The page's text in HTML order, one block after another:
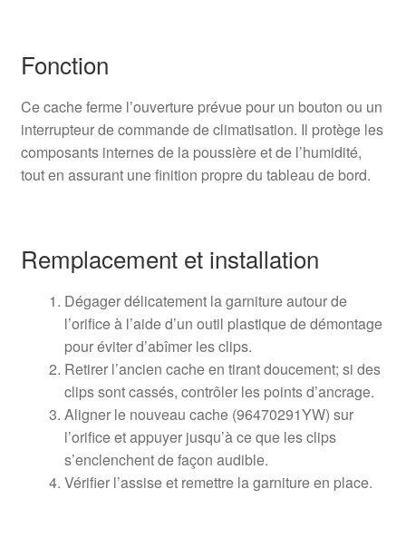
Fonction
Ce cache ferme l’ouverture prévue pour un bouton ou un
interrupteur de commande de climatisation. Il protège les
composants internes de la poussière et de l’humidité,
tout en assurant une finition propre du tableau de bord.
Remplacement et installation
Dégager délicatement la garniture autour de
l’orifice à l’aide d’un outil plastique de démontage
pour éviter d’abîmer les clips.
Retirer l’ancien cache en tirant doucement; si des
clips sont cassés, contrôler les points d’ancrage.
Aligner le nouveau cache (96470291YW) sur
l’orifice et appuyer jusqu’à ce que les clips
s’enclenchent de façon audible.
Vérifier l’assise et remettre la garniture en place.